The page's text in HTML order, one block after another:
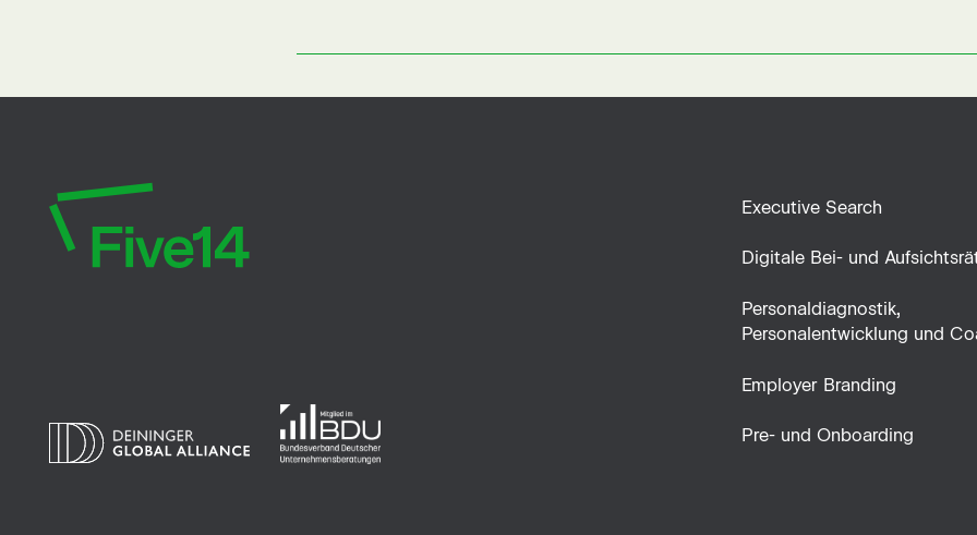
Executive Search
Digitale Bei- und
Personaldiagnostik,
Personalentwicklung und
Employer Branding
Pre- und Onboarding